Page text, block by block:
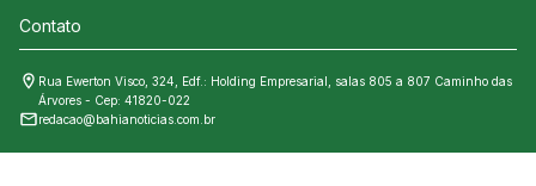
Contato
Rua Ewerton Visco, 324, Edf.: Holding Empresarial, salas 805 a 807 Caminho das
Árvores - Cep: 41820-022
redacao@bahianoticias.com.br